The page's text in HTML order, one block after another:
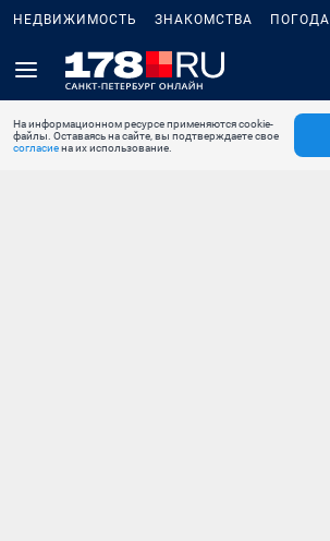
НЕДВИЖИМОСТЬ ЗНАКОМСТВА ПОГОДА
На информационном ресурсе применяются cookie-
файлы. Оставаясь на сайте, вы подтверждаете свое
согласиена их использование.